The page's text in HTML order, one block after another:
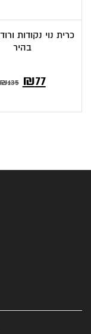
כרית נוי נקודות
בהיר
135 המחיר
₪77המחיר